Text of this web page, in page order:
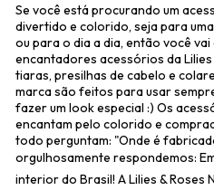
Se você está procurando um
divertido e colorido, seja para
ou para o dia a dia, então você
encantadores acessórios da Lilies
tiaras, presilhas de cabelo e
marca são feitos para usar
fazer um look especial :) Os
encantam pelo colorido e
todo perguntam: "Onde é
orgulhosamente respondemos:
interior do Brasil! A Lilies & Roses